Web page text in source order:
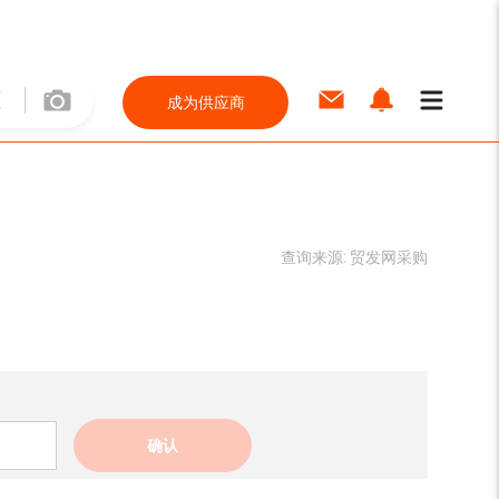
成为供应商
查询来源: 贸发网采购
确认